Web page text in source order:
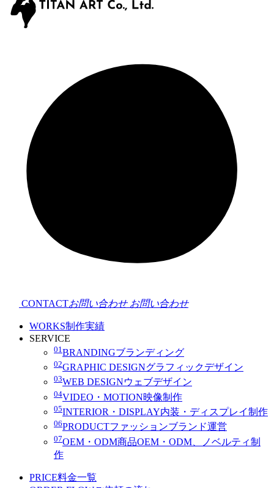
CONTACTお問い合わせ お問い合わせ
WORKS制作実績
SERVICE
01 BRANDINGブランディング
02GRAPHIC DESIGNグラフィックデザイン
03WEB DESIGNウェブデザイン
04VIDEO・MOTION映像制作
05INTERIOR・DISPLAY内装・ディスプレイ制作
06PRODUCTファッションブランド運営
07OEM・ODM商品OEM・ODM、ノベルティ制
作
PRICE料金一覧